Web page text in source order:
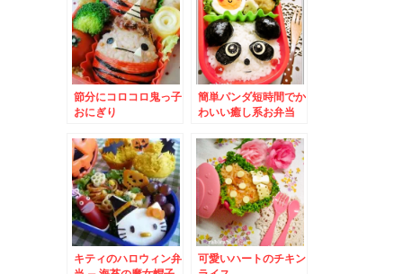
節分にコロコロ鬼っ子
おにぎり
簡単パンダ短時間でか
わいい癒し系お弁当
キティのハロウィン弁
可愛いハートのチキン